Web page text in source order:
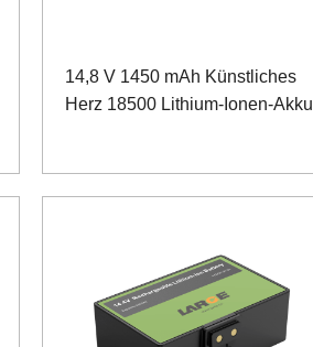
14,8 V 1450 mAh Künstliches
Herz 18500 Lithium-Ionen-Akku